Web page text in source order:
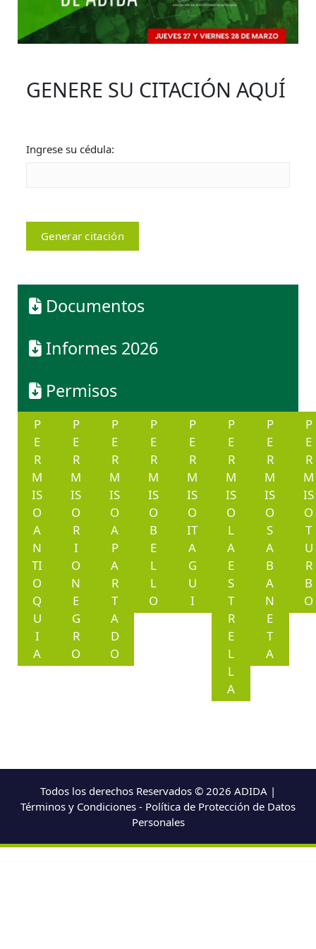
GENERE SU CITACIÓN AQUÍ
Ingrese su cédula:
Generar citación
Documentos
Informes 2026
Permisos
P
E
R
M
IS
O
A
N
TI
O
Q
U
I
A
P
E
R
M
IS
O
R
I
O
N
E
G
R
O
P
E
R
M
IS
O
A
P
A
R
T
A
D
O
P
E
R
M
IS
O
B
E
L
L
O
P
E
R
M
IS
O
IT
A
G
U
I
P
E
R
M
IS
O
L
A
E
S
T
R
E
L
L
A
P
E
R
M
IS
O
S
A
B
A
N
E
T
A
P
E
R
M
IS
O
T
U
R
B
O
Todos los derechos Reservados © 2026 ADIDA |
Términos y Condiciones - Política de Protección de Datos
Personales